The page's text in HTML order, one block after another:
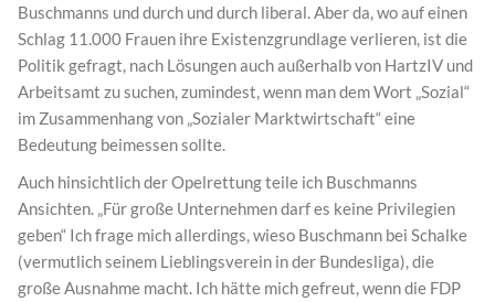
Buschmanns und durch und durch liberal. Aber da, wo auf einen
Schlag 11.000 Frauen ihre Existenzgrundlage verlieren, ist die
Politik gefragt, nach Lösungen auch außerhalb von HartzIV und
Arbeitsamt zu suchen, zumindest, wenn man dem Wort „Sozial“
im Zusammenhang von „Sozialer Marktwirtschaft“ eine
Bedeutung beimessen sollte.
Auch hinsichtlich der Opelrettung teile ich Buschmanns
Ansichten. „Für große Unternehmen darf es keine Privilegien
geben“ Ich frage mich allerdings, wieso Buschmann bei Schalke
(vermutlich seinem Lieblingsverein in der Bundesliga), die
große Ausnahme macht. Ich hätte mich gefreut, wenn die FDP